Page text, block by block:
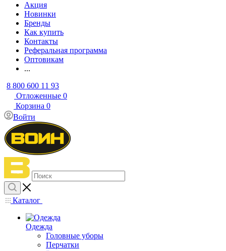
Акция
Новинки
Бренды
Как купить
Контакты
Реферальная программа
Оптовикам
...
8 800 600 11 93
Отложенные 0
Корзина 0
Войти
Каталог
Одежда
Головные уборы
Перчатки